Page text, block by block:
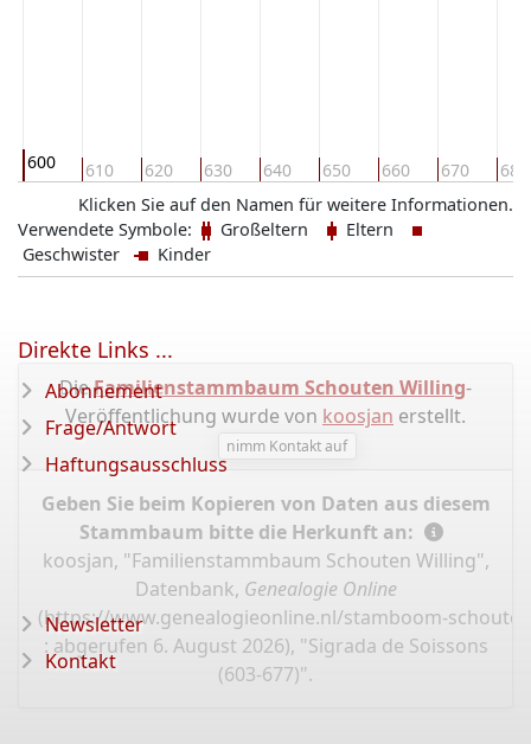
600 610 620 630 640 650 660 670 680
Klicken Sie auf den Namen für weitere Informationen.
Verwendete Symbole:
Großeltern
Eltern
Geschwister
Kinder
DieFamilienstammbaum Schouten Willing-
Veröffentlichung wurde von koosjan erstellt.
nimm Kontakt auf
Geben Sie beim Kopieren von Daten aus diesem
Stammbaum bitte die Herkunft an:
koosjan, "Familienstammbaum Schouten Willing",
Datenbank, Genealogie Online
(https://www.genealogieonline.nl/stamboom-
: abgerufen 6. August 2026), "Sigrada de Soissons
(603-677)".
Direkte Links ...
Abonnement
Frage/Antwort
Haftungsausschluss
Newsletter
Kontakt